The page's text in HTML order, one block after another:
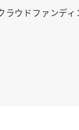
ウドファンデ